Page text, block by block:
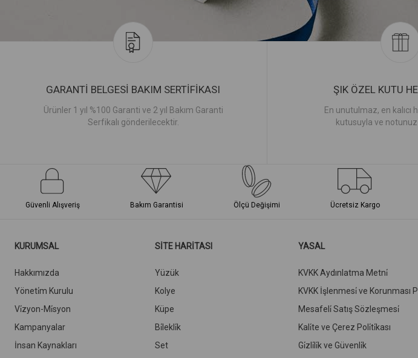
GARANTİ BELGESİ BAKIM SERTİFİKASI
Ürünler 1 yıl %100 Garanti ve 2 yıl Bakım Garanti
Serfikalı gönderilecektir.
ŞIK ÖZEL KUTU
En unutulmaz, en kalıcı
kutusuyla ve
Güvenli Alışveriş Bakım Garantisi Ölçü Değişimi Ücretsiz Kargo
KURUMSAL
Hakkımızda
Yöneti̇m Kurulu
Vi̇zyon-Mi̇syon
Kampanyalar
İnsan Kaynakları
SİTE HARİTASI
Yüzük
Kolye
Küpe
Bi̇lekli̇k
Set
YASAL
KVKK Aydınlatma Metni̇
KVKK İşlenmesi̇ ve Korunması
Mesafeli̇ Satış Sözleşmesi̇
Kali̇te ve Çerez Poli̇ti̇kası
Gi̇zli̇li̇k ve Güvenli̇k